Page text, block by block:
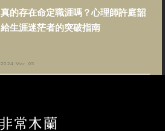
真的存在命定職涯嗎？心理師許庭韶
給生涯迷茫者的突破指南
2024 Mar 05